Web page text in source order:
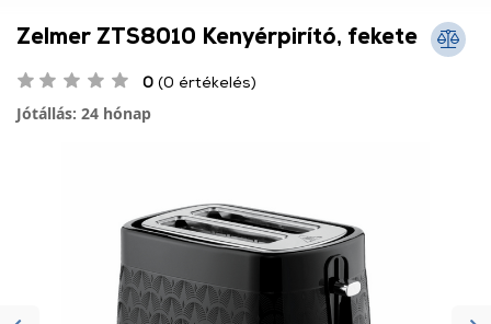
Zelmer ZTS8010 Kenyérpirító, fekete
0 (0 értékelés)
Jótállás: 24 hónap